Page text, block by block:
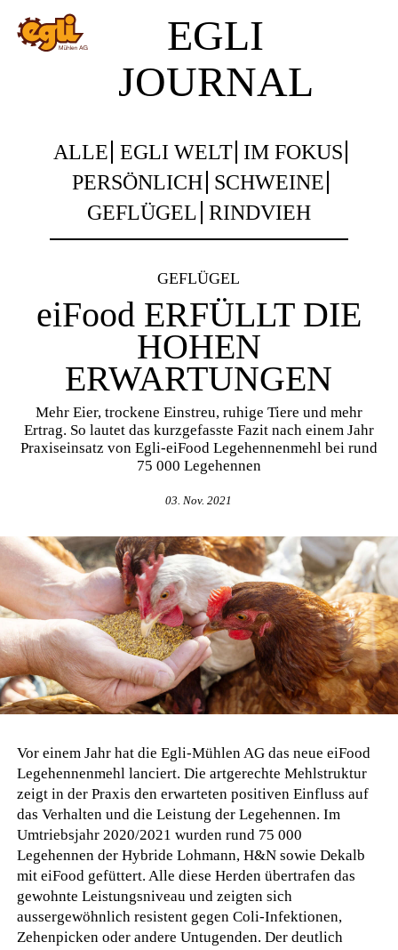
EGLI
JOURNAL
ALLE EGLI WELT IM FOKUS
PERSÖNLICH SCHWEINE
GEFLÜGEL RINDVIEH
GEFLÜGEL
eiFood ERFÜLLT DIE
HOHEN
ERWARTUNGEN
Mehr Eier, trockene Einstreu, ruhige Tiere und mehr
Ertrag. So lautet das kurzgefasste Fazit nach einem Jahr
Praxiseinsatz von Egli-eiFood Legehennenmehl bei rund
75 000 Legehennen
03. Nov. 2021
Vor einem Jahr hat die Egli-Mühlen AG das neue eiFood
Legehennenmehl lanciert. Die artgerechte Mehlstruktur
zeigt in der Praxis den erwarteten positiven Einfluss auf
das Verhalten und die Leistung der Legehennen. Im
Umtriebsjahr 2020/2021 wurden rund 75 000
Legehennen der Hybride Lohmann, H&N sowie Dekalb
mit eiFood gefüttert. Alle diese Herden übertrafen das
gewohnte Leistungsniveau und zeigten sich
aussergewöhnlich resistent gegen Coli-Infektionen,
Zehenpicken oder andere Untugenden. Der deutlich